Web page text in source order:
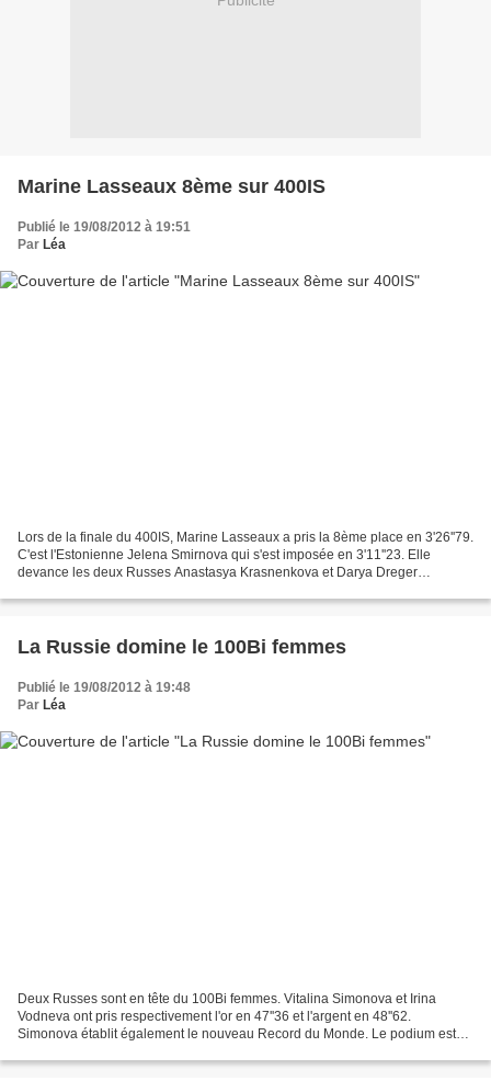
Marine Lasseaux 8ème sur 400IS
Publié le 19/08/2012 à 19:51
Par Léa
Lors de la finale du 400IS, Marine Lasseaux a pris la 8ème place en 3'26''79.
C'est l'Estonienne Jelena Smirnova qui s'est imposée en 3'11''23. Elle
devance les deux Russes Anastasya Krasnenkova et Darya Dreger
La Russie domine le 100Bi femmes
Publié le 19/08/2012 à 19:48
Par Léa
Deux Russes sont en tête du 100Bi femmes. Vitalina Simonova et Irina
Vodneva ont pris respectivement l'or en 47''36 et l'argent en 48''62.
Simonova établit également le nouveau Record du Monde. Le podium est